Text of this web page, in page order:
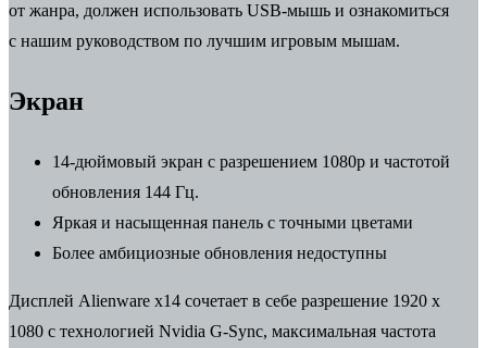
от жанра, должен использовать USB-мышь и ознакомиться
с нашим руководством по лучшим игровым мышам.
Экран
14-дюймовый экран с разрешением 1080p и частотой
обновления 144 Гц.
Яркая и насыщенная панель с точными цветами
Более амбициозные обновления недоступны
Дисплей Alienware x14 сочетает в себе разрешение 1920 x
1080 с технологией Nvidia G-Sync, максимальная частота